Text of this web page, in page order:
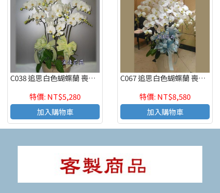
C038 追思白色蝴蝶蘭 喪禮蝴蝶蘭 弔唁蝴蝶蘭
特價: NT$5,280
加入購物車
C067 追思白色蝴蝶蘭 喪禮蝴蝶蘭 弔唁蝴蝶蘭
特價: NT$8,580
加入購物車